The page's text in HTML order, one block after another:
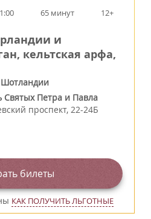
65 минут 12+
и
кельтская арфа,
Святых Петра и Павла
проспект, 22-24Б
билеты
КАК ПОЛУЧИТЬ ЛЬГОТНЫЕ